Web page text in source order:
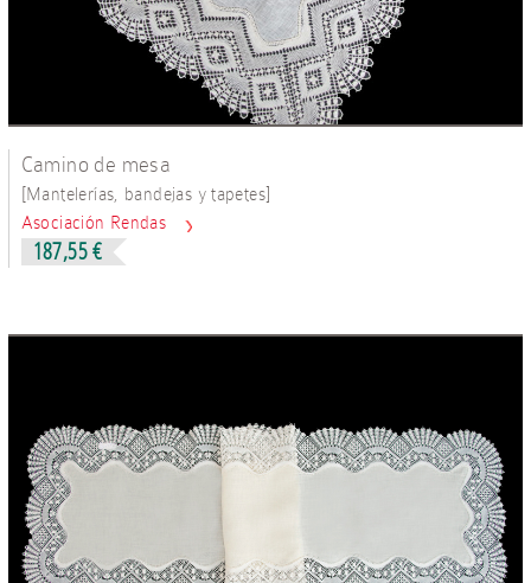
Camino de mesa
[Mantelerías, bandejas y tapetes]
Asociación Rendas
187,55 €